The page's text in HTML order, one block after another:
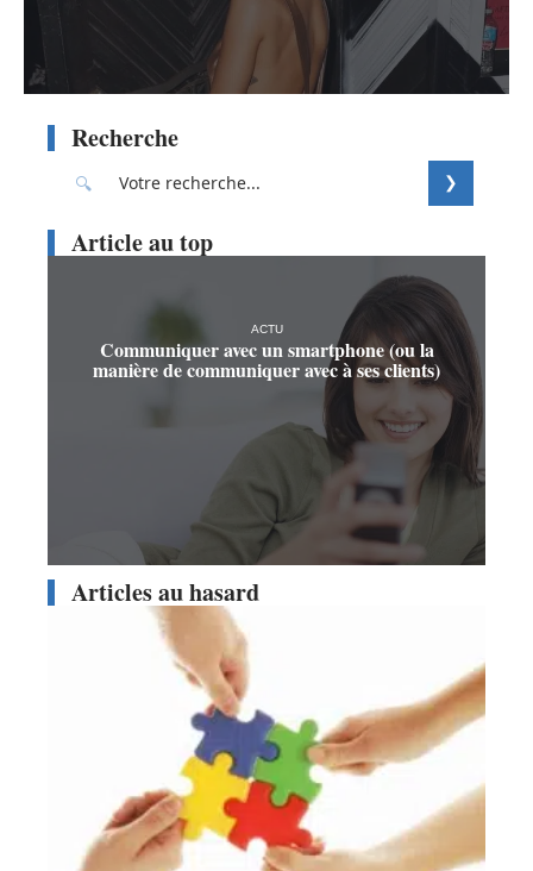
Recherche
Article au top
ACTU
Communiquer avec un smartphone (ou la
manière de communiquer avec à ses clients)
Articles au hasard